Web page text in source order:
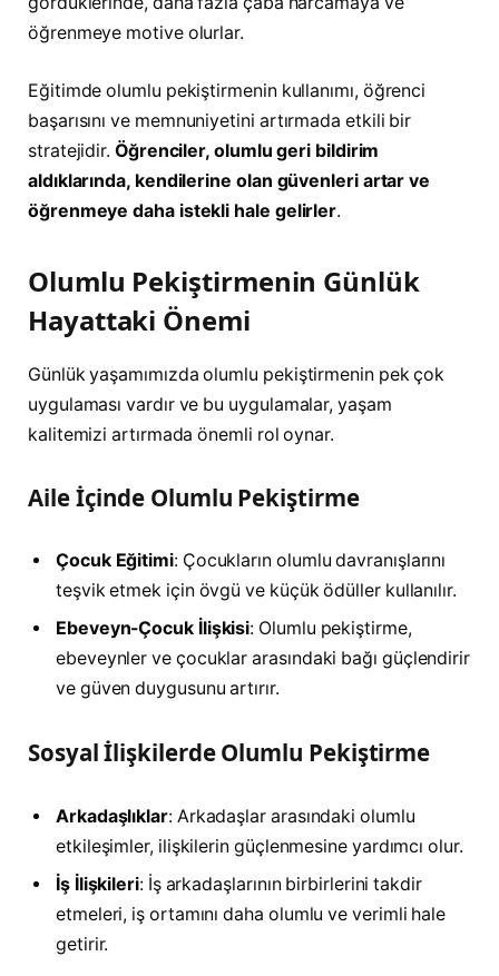
öğrenmeye motive olurlar.
Eğitimde olumlu pekiştirmenin kullanımı, öğrenci
başarısını ve memnuniyetini artırmada etkili bir
stratejidir. Öğrenciler, olumlu geri bildirim
aldıklarında, kendilerine olan güvenleri artar ve
öğrenmeye daha istekli hale gelirler.
Olumlu Pekiştirmenin Günlük
Hayattaki Önemi
Günlük yaşamımızda olumlu pekiştirmenin pek çok
uygulaması vardır ve bu uygulamalar, yaşam
kalitemizi artırmada önemli rol oynar.
Aile İçinde Olumlu Pekiştirme
Çocuk Eğitimi: Çocukların olumlu davranışlarını
teşvik etmek için övgü ve küçük ödüller kullanılır.
Ebeveyn-Çocuk İlişkisi: Olumlu pekiştirme,
ebeveynler ve çocuklar arasındaki bağı güçlendirir
ve güven duygusunu artırır.
Sosyal İlişkilerde Olumlu Pekiştirme
Arkadaşlıklar: Arkadaşlar arasındaki olumlu
etkileşimler, ilişkilerin güçlenmesine yardımcı olur.
İş İlişkileri: İş arkadaşlarının birbirlerini takdir
etmeleri, iş ortamını daha olumlu ve verimli hale
getirir.